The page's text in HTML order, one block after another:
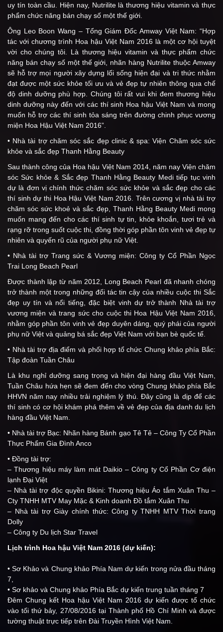
uy tín toàn cầu. Hiện nay, Nutrilite là thương hiệu vitamin và thực
phẩm chức năng bán chạy số một thế giới.
Ông Leo Boon Wang – Tổng Giám Đốc Amway Việt Nam: “Hợp
tác với chương trình Hoa hậu Việt Nam 2016 là một cơ hội tuyệt
vời cho chúng tôi. Là thương hiệu vitamin và thực phẩm chức
năng bán chạy số một thế giới, nhãn hàng Nutrilite thuộc Amway
sẽ hỗ trợ mọi người xây dựng lối sống hiện đại và tri thức nhằm
đạt được một sức khỏe tối ưu và vẻ đẹp tự nhiên thông qua chế
độ dinh dưỡng phù hợp. Chúng tôi rất vui khi đem thương hiệu
dinh dưỡng này đến với các thí sinh Hoa hậu Việt Nam và mong
muốn hỗ trợ các thí sinh tỏa sáng trên đường chinh phục vương
miện Hoa Hậu Việt Nam 2016”.
• Nhà tài trợ chăm sóc sắc đẹp clinic & spa: Viện Chăm sóc sức
khỏe và sắc đẹp Thanh Hằng Beauty
Sau thành công của Hoa hậu Việt Nam 2014, năm nay Viện chăm
sóc Sức khỏe & Sắc đẹp Thanh Hằng Beauty Medi tiếp tục vinh
dự là đơn vị chính thức chăm sóc sức khỏe và sắc đẹp cho các
thí sinh dự thi Hoa Hậu Việt Nam 2016. Trên cương vị nhà tài trợ
chăm sóc sức khoẻ và sắc đẹp, Thanh Hằng Beauty Medi mong
muốn mang đến cho các thí sinh tự tin, khỏe khoắn, tươi trẻ và
rạng rỡ trong suốt cuộc thi, đồng thời góp phần tôn vinh vẻ đẹp tự
nhiên và quyến rũ của người phụ nữ Việt.
• Nhà tài trợ Trang sức & Vương miện: Công ty Cổ Phần Ngọc
Trai Long Beach Pearl
Được thành lập từ năm 2012, Long Beach Pearl đã nhanh chóng
trở thành một trong những đối tác tin cậy của nhiều cuộc thi Sắc
đẹp uy tín và nổi tiếng, đặc biệt vinh dự trở thành Nhà tài trợ
vương miện và trang sức cho cuộc thi Hoa Hậu Việt Nam 2016,
nhằm góp phần tôn vinh vẻ đẹp duyên dáng, quý phái của người
phụ nữ Việt và quảng bá sắc đẹp Việt Nam với bạn bè quốc tế.
• Nhà tài trợ địa điểm và phối hợp tổ chức Chung khảo phía Bắc:
Tập đoàn Tuần Châu
Là khu nghỉ dưỡng sang trọng và hiện đại hàng đầu Việt Nam,
Tuần Châu hứa hẹn sẽ đem đến cho vòng Chung khảo phía Bắc
HHVN năm nay nhiều trải nghiệm lý thú. Đây cũng là dịp để các
thí sinh có cơ hội khám phá thêm về vẻ đẹp của địa danh du lịch
hàng đầu Việt Nam.
• Nhà tài trợ Bạc: Nhãn hàng Bánh gạo Tê Tê – Công Ty Cổ Phần
Thực Phẩm Gia Đình Anco
• Đồng tài trợ:
– Thương hiệu máy làm mát Daikio – Công ty Cổ Phần Cơ điện
lạnh Đại Việt
– Nhà tài trợ độc quyền Bikini: Thương hiệu Áo tắm Xuân Thu –
Cty TNHH MTV May Mặc & Kinh doanh Đồ tắm Xuân Thu
– Nhà tài trợ Giày chính thức: Công ty TNHH MTV Thời trang
Dolly
– Công ty Du lịch Star Travel
Lịch trình Hoa hậu Việt Nam 2016 (dự kiến):
• Sơ Khảo và Chung khảo Phía Nam dự kiến trong nửa đầu tháng
7,
• Sơ khảo và Chung khảo Phía Bắc dự kiến trung tuần tháng 7
Đêm Chung kết Hoa hậu Việt Nam 2016 dự kiến được tổ chức
vào tối thứ bảy, 27/08/2016 tại Thành phố Hồ Chí Minh và được
tường thuật trực tiếp trên Đài Truyền Hình Việt Nam.